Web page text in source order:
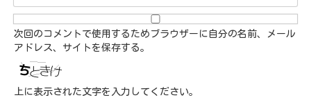
次回のコメントで使用するためブラウザーに自分の名前、メール
アドレス、サイトを保存する。
上に表示された文字を入力してください。